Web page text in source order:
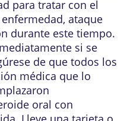
para tratar con el
ataque
durante este tiempo.
si se
de que todos los
médica que lo
oral con